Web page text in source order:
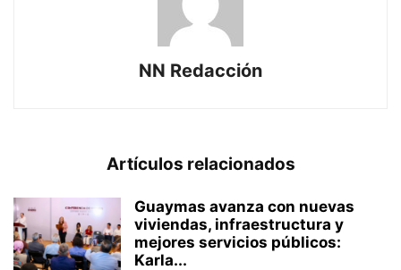
NN Redacción
Artículos relacionados
Guaymas avanza con nuevas
viviendas, infraestructura y
mejores servicios públicos:
Karla...